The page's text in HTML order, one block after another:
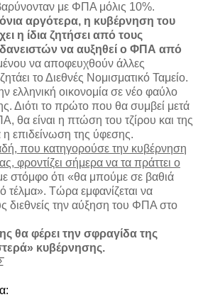
με ΦΠΑ μόλις 10%.
αργότερα, η κυβέρνηση του
η ίδια ζητήσει από τους
να αυξηθεί ο ΦΠΑ από
να αποφευχθούν άλλες
το Διεθνές Νομισματικό Ταμείο.
ελληνική οικονομία σε νέο φαύλο
Διότι το πρώτο που θα συμβεί μετά
θα είναι η πτώση του τζίρου και της
επιδείνωση της ύφεσης.
που κατηγορούσε την κυβέρνηση
φροντίζει σήμερα να τα πράττει ο
στόμφο ότι «θα μπούμε σε βαθιά
τέλμα». Τώρα εμφανίζεται να
διεθνείς την αύξηση του ΦΠΑ στο
θα φέρει την σφραγίδα της
κυβέρνησης.